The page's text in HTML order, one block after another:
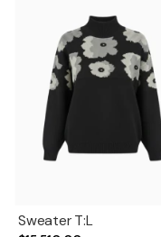
Sweater T:L